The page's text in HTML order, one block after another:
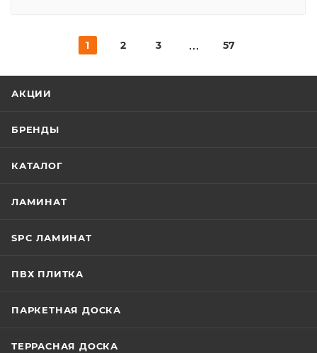
1 2 3 57
АКЦИИ
БРЕНДЫ
КАТАЛОГ
ЛАМИНАТ
SPC ЛАМИНАТ
ПВХ ПЛИТКА
ПАРКЕТНАЯ ДОСКА
ТЕРРАСНАЯ ДОСКА